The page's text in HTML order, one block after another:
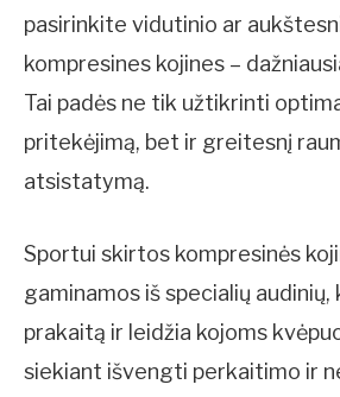
pasirinkite vidutinio ar
kompresines kojines –
Tai padės ne tik užtikrinti
pritekėjimą, bet ir greitesnį
atsistatymą.
Sportui skirtos kompresinės
gaminamos iš specialių
prakaitą ir leidžia kojoms
siekiant išvengti perkaitimo ir